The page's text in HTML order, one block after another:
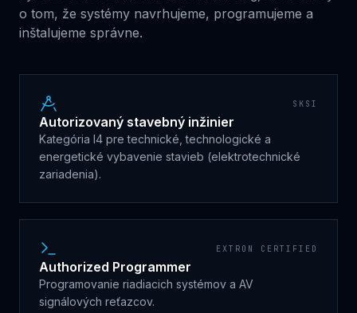
o tom, že systémy navrhujeme, programujeme a
inštalujeme správne.
SKSI
Autorizovaný stavebný inžinier
Kategória I4 pre technické, technologické a
energetické vybavenie stavieb (elektrotechnické
zariadenia).
EXTRON CERTIFIED
Authorized Programmer
Programovanie riadiacich systémov a AV
signálových reťazcov.